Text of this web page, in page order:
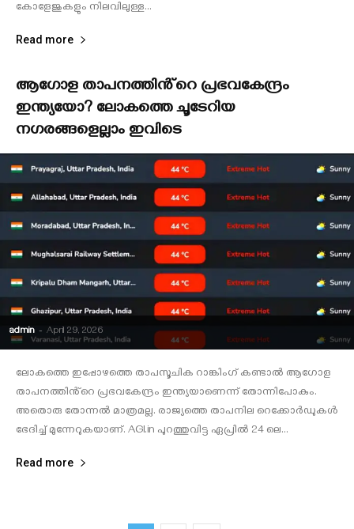
കോളേജുകളും നിലവിലുള്ള...
Read more
ആഗോള താപനത്തിൻ്റെ പ്രഭവകേന്ദ്രം
ഇന്ത്യയോ? ലോകത്തെ ചൂടേറിയ
നഗരങ്ങളെല്ലാം ഇവിടെ
admin - April 29, 2026
ലോകത്തെ ഇപ്പോഴത്തെ താപസൂചിക റാങ്കിംഗ് കണ്ടാൽ ആഗോള
താപനത്തിൻ്റെ പ്രഭവകേന്ദ്രം ഇന്ത്യയാണെന്ന് തോന്നിപോകും.
അതൊരു തോന്നൽ മാത്രമല്ല. രാജ്യത്തെ താപനില റെക്കോർഡുകൾ
ഭേദിച്ച് മുന്നേറുകയാണ്. AGI.in പുറത്തുവിട്ട ഏപ്രിൽ 24 ലെ...
Read more